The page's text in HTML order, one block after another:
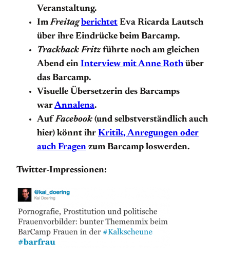
Veranstaltung.
ImFreitagberichtet Eva Ricarda Lautsch
über ihre Eindrücke beim Barcamp.
Trackback Fritz führte noch am gleichen
Abend ein Interview mit Anne Rothüber
das Barcamp.
Visuelle Übersetzerin des Barcamps
warAnnalena.
AufFacebook (und selbstverständlich auch
hier) könnt ihr Kritik, Anregungen oder
auch Fragen zum Barcamp loswerden.
Twitter-Impressionen: